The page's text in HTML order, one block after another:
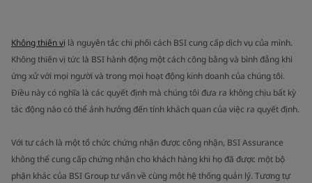
Không thiên vị là nguyên tắc chi phối cách BSI cung cấp dịch vụ của mình.
Không thiên vị tức là BSI hành động một cách công bằng và bình đẳng khi
ứng xử với mọi người và trong mọi hoạt động kinh doanh của chúng tôi.
Điều này có nghĩa là các quyết định mà chúng tôi đưa ra không chịu bất kỳ
tác động nào có thể ảnh hưởng đến tính khách quan của việc ra quyết định.
Với tư cách là một tổ chức chứng nhận được công nhận, BSI Assurance
không thể cung cấp chứng nhận cho khách hàng khi họ đã được một bộ
phận khác của BSI Group tư vấn về cùng một hệ thống quản lý. Tương tự